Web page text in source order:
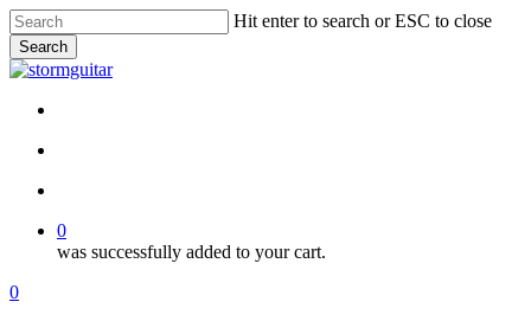
Skip
to
main
content
Hit enter to search or ESC to close
Search
Close
0
was successfully added to your cart.
Menu
search
account
0